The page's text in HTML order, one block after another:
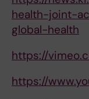
health-joint-
global-health
https://
https://